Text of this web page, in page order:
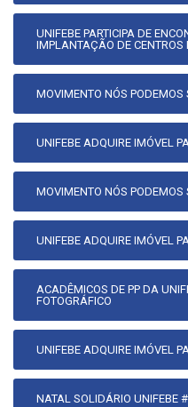
UNIFEBE PARTICIPA DE
IMPLANTAÇÃO DE CENTROS
MOVIMENTO NÓS PODEMOS
UNIFEBE ADQUIRE IMÓVEL
MOVIMENTO NÓS PODEMOS
UNIFEBE ADQUIRE IMÓVEL
ACADÊMICOS DE PP DA
FOTOGRÁFICO
UNIFEBE ADQUIRE IMÓVEL
NATAL SOLIDÁRIO UNIFEBE